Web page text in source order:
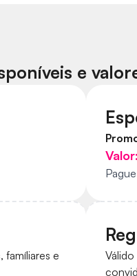
e
famíliares e
Valor: